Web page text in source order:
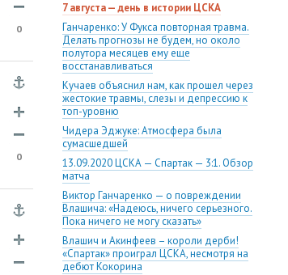
0
0
7 августа — день в истории ЦСКА
Ганчаренко: У Фукса повторная травма.
Делать прогнозы не будем, но около
полутора месяцев ему еще
восстанавливаться
Кучаев объяснил нам, как прошел через
жестокие травмы, слезы и депрессию к
топ-уровню
Чидера Эджуке: Атмосфера была
сумасшедшей
13.09.2020 ЦСКА — Спартак — 3:1. Обзор
матча
Виктор Ганчаренко — о повреждении
Влашича: «Надеюсь, ничего серьезного.
Пока ничего не могу сказать»
Влашич и Акинфеев – короли дерби!
«Спартак» проиграл ЦСКА, несмотря на
дебют Кокорина